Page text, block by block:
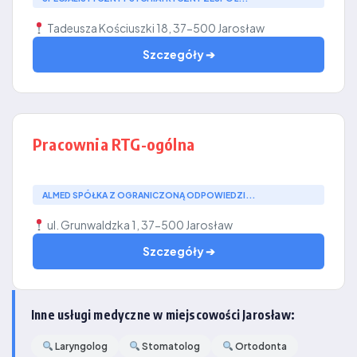
Tadeusza Kościuszki 18, 37-500 Jarosław
Szczegóły ➔
Pracownia RTG-ogólna
ALMED SPÓŁKA Z OGRANICZONĄ ODPOWIEDZI...
ul. Grunwaldzka 1, 37-500 Jarosław
Szczegóły ➔
Inne usługi medyczne w miejscowości Jarosław:
Laryngolog Stomatolog Ortodonta